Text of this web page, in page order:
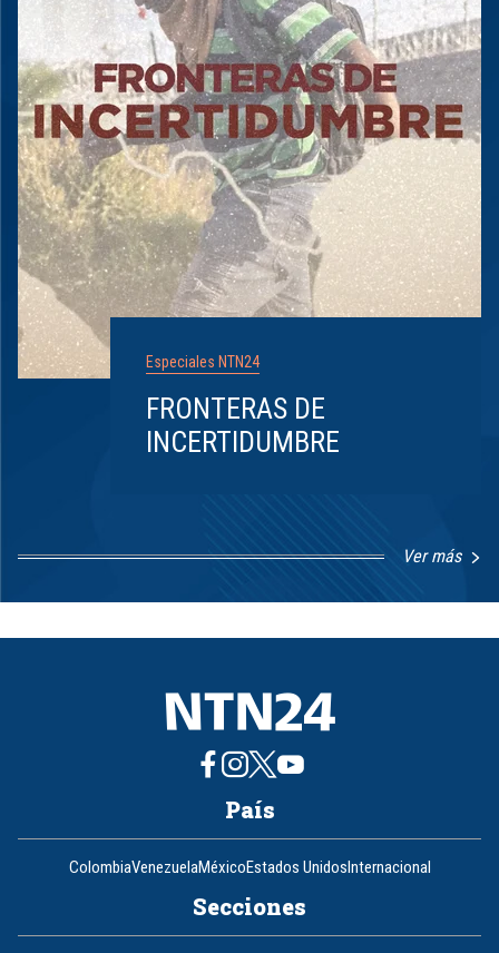
Especiales NTN24
FRONTERAS DE
INCERTIDUMBRE
Ver más
1
8
País
ColombiaVenezuelaMéxicoEstados Unidos Internacional
Secciones